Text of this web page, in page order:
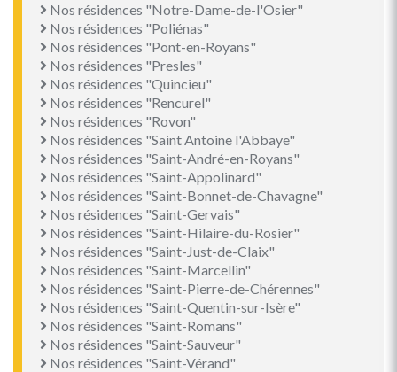
Nos résidences "Notre-Dame-de-l'Osier"
Nos résidences "Poliénas"
Nos résidences "Pont-en-Royans"
Nos résidences "Presles"
Nos résidences "Quincieu"
Nos résidences "Rencurel"
Nos résidences "Rovon"
Nos résidences "Saint Antoine l'Abbaye"
Nos résidences "Saint-André-en-Royans"
Nos résidences "Saint-Appolinard"
Nos résidences "Saint-Bonnet-de-Chavagne"
Nos résidences "Saint-Gervais"
Nos résidences "Saint-Hilaire-du-Rosier"
Nos résidences "Saint-Just-de-Claix"
Nos résidences "Saint-Marcellin"
Nos résidences "Saint-Pierre-de-Chérennes"
Nos résidences "Saint-Quentin-sur-Isère"
Nos résidences "Saint-Romans"
Nos résidences "Saint-Sauveur"
Nos résidences "Saint-Vérand"